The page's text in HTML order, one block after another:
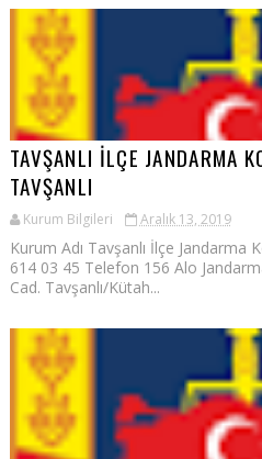
TAVŞANLI İLÇE JANDARMA
TAVŞANLI
Kurum Bilgileri Aralık 13, 2019
Kurum Adı Tavşanlı İlçe Jandarma
614 03 45 Telefon 156 Alo
Cad. Tavşanlı/Kütah...